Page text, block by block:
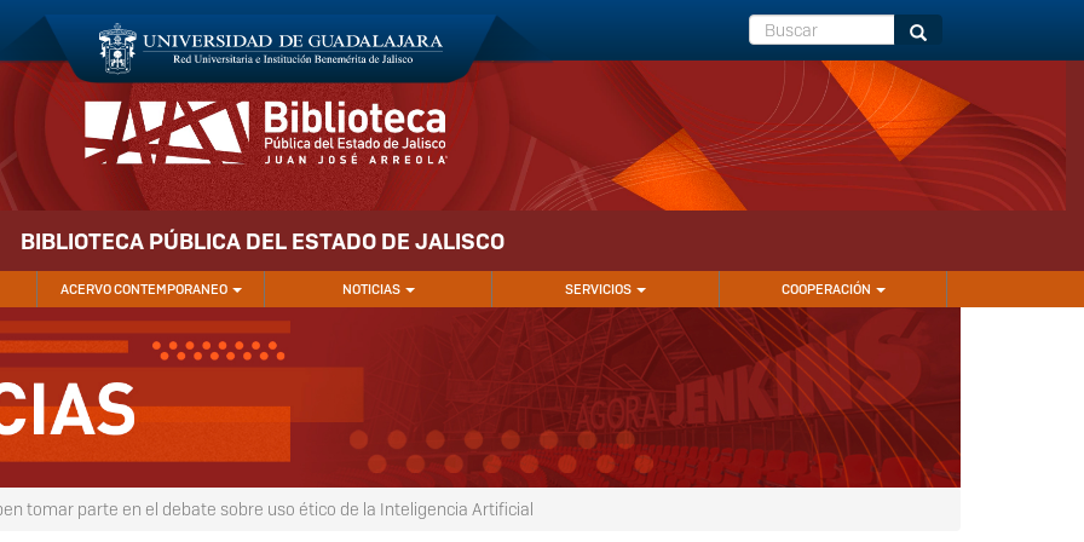
Buscar Buscar
BIBLIOTECA PÚBLICA DEL ESTADO DE JALISCO
ACERVO CONTEMPORANEO NOTICIAS SERVICIOS COOPERACIÓN
tomar parte en el debate sobre uso ético de la Inteligencia Artificial